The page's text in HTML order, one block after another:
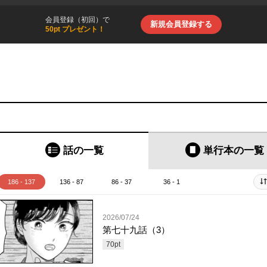
会員登録（初回）で
50pt プレゼント！
新規会員登録する
話の一覧 単行本の一覧
186 - 137 136 - 87 86 - 37 36 - 1
2026/07/24
第七十九話（3）
70pt